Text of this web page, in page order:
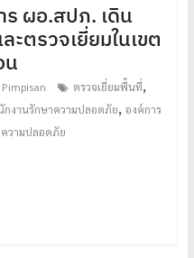
ผอ.สปภ. เดิน
ะตรวจเยี่ยมในเขต
น
ตรวจเยี่ยมพื้นที่,
กงานรักษาความปลอดภัย, องค์การ
วามปลอดภัย